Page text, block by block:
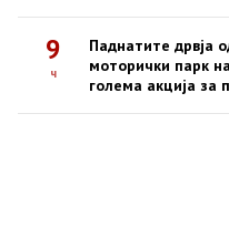
9
ч
Паднатите дрвја
моторички парк
голема акција за